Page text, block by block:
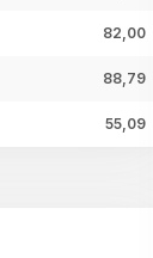
82,00
88,79
55,09